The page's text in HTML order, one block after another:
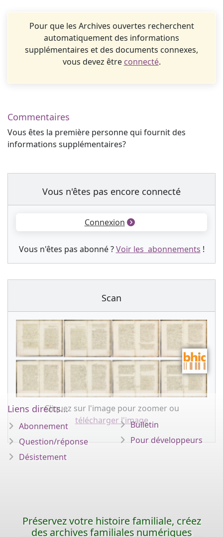
Pour que les Archives ouvertes recherchent
automatiquement des informations
supplémentaires et des documents connexes,
vous devez être connecté.
Commentaires
Vous êtes la première personne qui fournit des
informations supplémentaires?
Vous n'êtes pas encore connecté
Connexion
Vous n'êtes pas abonné ?Voir les abonnements !
Scan
Cliquez sur l'image pour zoomer ou
télécharger l'image
Liens directs...
Abonnement
Question/réponse
Désistement
Bulletin
Pour développeurs
Préservez votre histoire familiale, créez
des archives familiales numériques